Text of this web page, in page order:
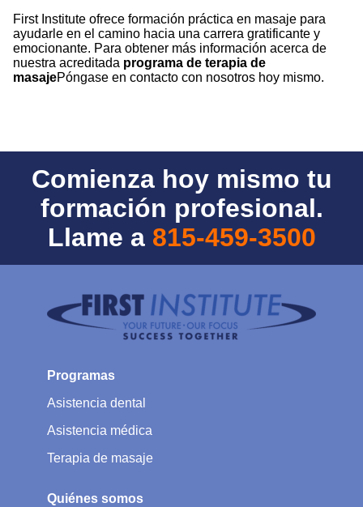
First Institute ofrece formación práctica en masaje para
ayudarle en el camino hacia una carrera gratificante y
emocionante. Para obtener más información acerca de
nuestra acreditada programa de terapia de
masajePóngase en contacto con nosotros hoy mismo.
Comienza hoy mismo tu
formación profesional.
Llame a 815-459-3500
Programas
Asistencia dental
Asistencia médica
Terapia de masaje
Quiénes somos